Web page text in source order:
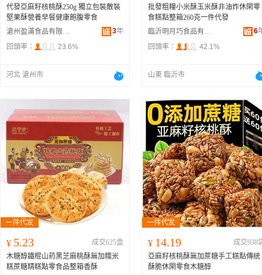
代發亞麻籽核桃酥250g 獨立包裝散裝
堅果酥營養早餐健康飽腹零食
滄州盈滿食品有限公司
3年
回頭率：
23.6%
河北 滄州市
批發粗糧小米酥玉米酥非油炸休閑零
食糕點整箱260克一件代發
臨沂明月巧食品有限公司
6
回頭率：
42.1%
山東 臨沂市
¥ 5.23
成交625盒
木糖醇鐵棍山葯黑芝麻桃酥無加糯米
糕蔗糖精糕點零食品整箱香酥
¥ 14.19
成交938
亞麻籽核桃酥無加蔗糖手工糕點傳統
酥脆休閑零食木糖醇